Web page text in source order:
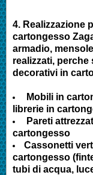
4. Realizzazione
cartongesso
armadio,
realizzati, perche
decorativi in
Mobili in
librerie in
Pareti
cartongesso
Cassonetti
cartongesso
tubi di acqua,